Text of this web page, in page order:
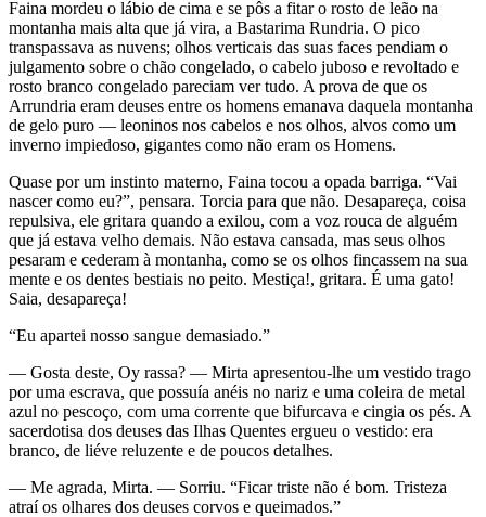
Faina mordeu o lábio de cima e se pôs a fitar o rosto de leão na
montanha mais alta que já vira, a Bastarima Rundria. O pico
transpassava as nuvens; olhos verticais das suas faces pendiam o
julgamento sobre o chão congelado, o cabelo juboso e revoltado e
rosto branco congelado pareciam ver tudo. A prova de que os
Arrundria eram deuses entre os homens emanava daquela montanha
de gelo puro — leoninos nos cabelos e nos olhos, alvos como um
inverno impiedoso, gigantes como não eram os Homens.
Quase por um instinto materno, Faina tocou a opada barriga. “Vai
nascer como eu?”, pensara. Torcia para que não. Desapareça, coisa
repulsiva, ele gritara quando a exilou, com a voz rouca de alguém
que já estava velho demais. Não estava cansada, mas seus olhos
pesaram e cederam à montanha, como se os olhos fincassem na sua
mente e os dentes bestiais no peito. Mestiça!, gritara. É uma gato!
Saia, desapareça!
“Eu apartei nosso sangue demasiado.”
— Gosta deste, Oy rassa? — Mirta apresentou-lhe um vestido trago
por uma escrava, que possuía anéis no nariz e uma coleira de metal
azul no pescoço, com uma corrente que bifurcava e cingia os pés. A
sacerdotisa dos deuses das Ilhas Quentes ergueu o vestido: era
branco, de liéve reluzente e de poucos detalhes.
— Me agrada, Mirta. — Sorriu. “Ficar triste não é bom. Tristeza
atraí os olhares dos deuses corvos e queimados.”